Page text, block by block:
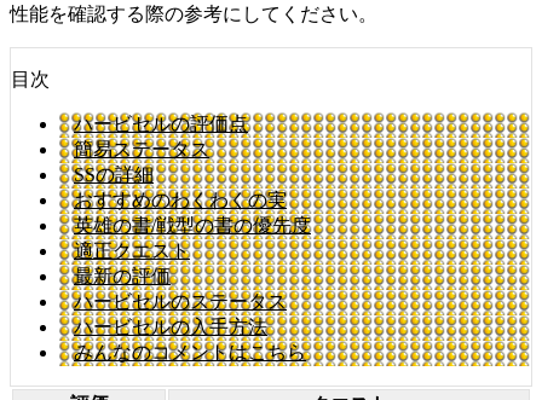
性能を確認する際の参考にしてください。
目次
ハービセルの評価点
簡易ステータス
SSの詳細
おすすめのわくわくの実
英雄の書/戦型の書の優先度
適正クエスト
最新の評価
ハービセルのステータス
ハービセルの入手方法
みんなのコメントはこちら